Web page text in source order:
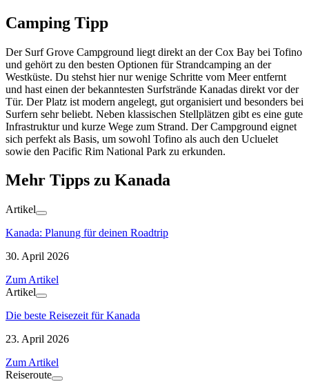
Camping Tipp
Der Surf Grove Campground liegt direkt an der Cox Bay bei Tofino
und gehört zu den besten Optionen für Strandcamping an der
Westküste. Du stehst hier nur wenige Schritte vom Meer entfernt
und hast einen der bekanntesten Surfstrände Kanadas direkt vor der
Tür. Der Platz ist modern angelegt, gut organisiert und besonders bei
Surfern sehr beliebt. Neben klassischen Stellplätzen gibt es eine gute
Infrastruktur und kurze Wege zum Strand. Der Campground eignet
sich perfekt als Basis, um sowohl Tofino als auch den Ucluelet
sowie den Pacific Rim National Park zu erkunden.
Mehr Tipps zu Kanada
Artikel
Kanada: Planung für deinen Roadtrip
30. April 2026
Zum Artikel
Artikel
Die beste Reisezeit für Kanada
23. April 2026
Zum Artikel
Reiseroute